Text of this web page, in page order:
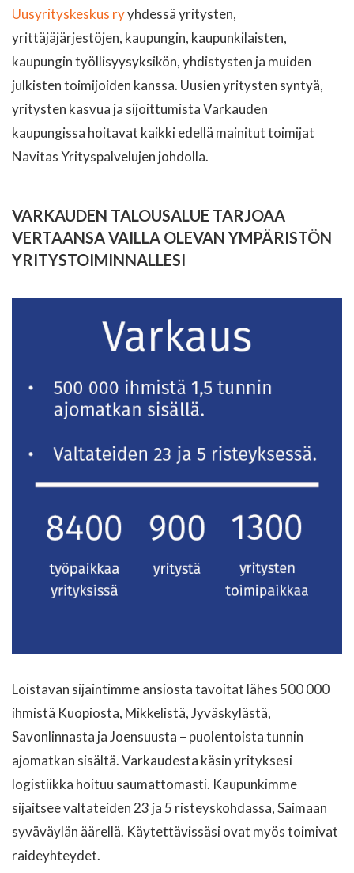
Uusyrityskeskus ryyhdessä yritysten,
yrittäjäjärjestöjen, kaupungin, kaupunkilaisten,
kaupungin työllisyysyksikön, yhdistysten ja muiden
julkisten toimijoiden kanssa. Uusien yritysten syntyä,
yritysten kasvua ja sijoittumista Varkauden
kaupungissa hoitavat kaikki edellä mainitut toimijat
Navitas Yrityspalvelujen johdolla.
VARKAUDEN TALOUSALUE TARJOAA
VERTAANSA VAILLA OLEVAN YMPÄRISTÖN
YRITYSTOIMINNALLESI
Loistavan sijaintimme ansiosta tavoitat lähes 500 000
ihmistä Kuopiosta, Mikkelistä, Jyväskylästä,
Savonlinnasta ja Joensuusta – puolentoista tunnin
ajomatkan sisältä. Varkaudesta käsin yrityksesi
logistiikka hoituu saumattomasti. Kaupunkimme
sijaitsee valtateiden 23 ja 5 risteyskohdassa, Saimaan
syväväylän äärellä. Käytettävissäsi ovat myös toimivat
raideyhteydet.